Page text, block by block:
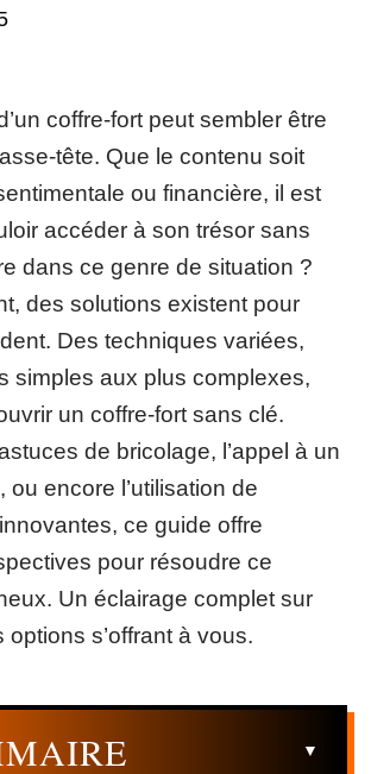
coffre-fort peut sembler être
tête. Que le contenu soit
ou financière, il est
accéder à son trésor sans
dans ce genre de situation ?
des solutions existent pour
Des techniques variées,
simples aux plus complexes,
un coffre-fort sans clé.
de bricolage, l’appel à un
ou encore l’utilisation de
ce guide offre
pour résoudre ce
Un éclairage complet sur
options s’offrant à vous.